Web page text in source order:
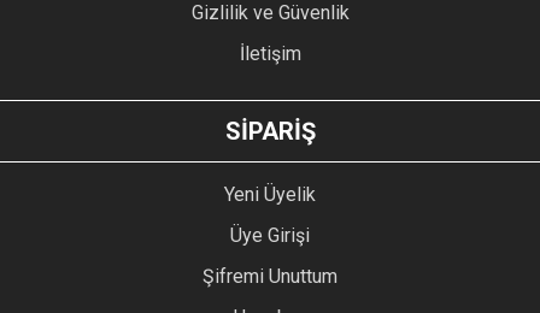
GÖNDER
Gizlilik ve Güvenlik
İletişim
SİPARİŞ
Yeni Üyelik
Üye Girişi
Şifremi Unuttum